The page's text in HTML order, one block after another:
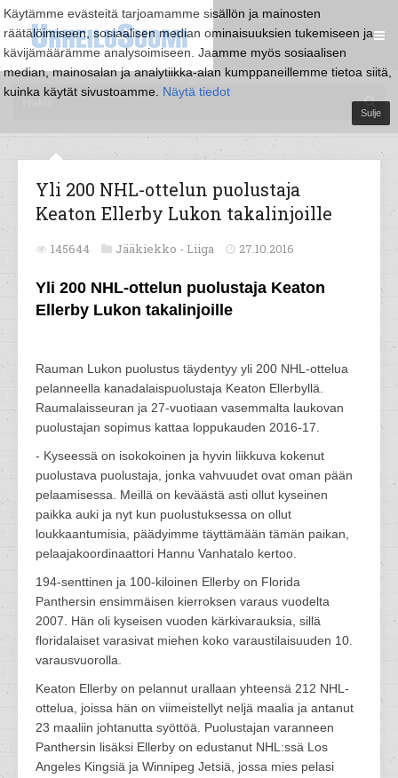
Käytämme evästeitä tarjoamamme sisällön ja mainosten
räätälöimiseen, sosiaalisen median ominaisuuksien tukemiseen ja
kävijämäärämme analysoimiseen. Jaamme myös sosiaalisen
median, mainosalan ja analytiikka-alan kumppaneillemme tietoa siitä,
kuinka käytät sivustoamme. Näytä tiedot
Sulje
Yli 200 NHL-ottelun puolustaja
Keaton Ellerby Lukon takalinjoille
145644 Jääkiekko - Liiga 27.10.2016
Yli 200 NHL-ottelun puolustaja Keaton
Ellerby Lukon takalinjoille
Rauman Lukon puolustus täydentyy yli 200 NHL-ottelua
pelanneella kanadalaispuolustaja Keaton Ellerbyllä.
Raumalaisseuran ja 27-vuotiaan vasemmalta laukovan
puolustajan sopimus kattaa loppukauden 2016-17.
- Kyseessä on isokokoinen ja hyvin liikkuva kokenut
puolustava puolustaja, jonka vahvuudet ovat oman pään
pelaamisessa. Meillä on keväästä asti ollut kyseinen
paikka auki ja nyt kun puolustuksessa on ollut
loukkaantumisia, päädyimme täyttämään tämän paikan,
pelaajakoordinaattori Hannu Vanhatalo kertoo.
194-senttinen ja 100-kiloinen Ellerby on Florida
Panthersin ensimmäisen kierroksen varaus vuodelta
2007. Hän oli kyseisen vuoden kärkivarauksia, sillä
floridalaiset varasivat miehen koko varaustilaisuuden 10.
varausvuorolla.
Keaton Ellerby on pelannut urallaan yhteensä 212 NHL-
ottelua, joissa hän on viimeistellyt neljä maalia ja antanut
23 maaliin johtanutta syöttöä. Puolustajan varanneen
Panthersin lisäksi Ellerby on edustanut NHL:ssä Los
Angeles Kingsiä ja Winnipeg Jetsiä, jossa mies pelasi